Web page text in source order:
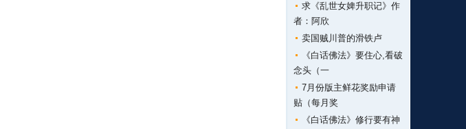
求《乱世女婢升职记》作
者：阿欣
卖国贼川普的滑铁卢
《白话佛法》要住心,看破
念头（一
7月份版主鲜花奖励申请
贴（每月奖
《白话佛法》修行要有神